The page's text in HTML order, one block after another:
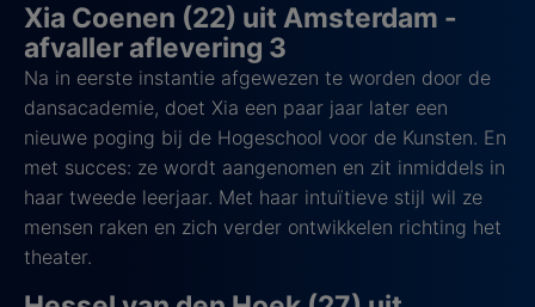
Xia Coenen (22) uit Amsterdam -
afvaller aflevering 3
Na in eerste instantie afgewezen te worden door de
dansacademie, doet Xia een paar jaar later een
nieuwe poging bij de Hogeschool voor de Kunsten. En
met succes: ze wordt aangenomen en zit inmiddels in
haar tweede leerjaar. Met haar intuïtieve stijl wil ze
mensen raken en zich verder ontwikkelen richting het
theater.